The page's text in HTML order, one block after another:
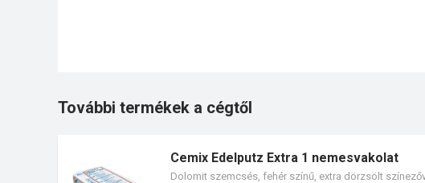
További termékek a cégtől
Cemix Edelputz Extra 1 nemesvakolat
Dolomit szemcsés, fehér színű, extra dörzsölt